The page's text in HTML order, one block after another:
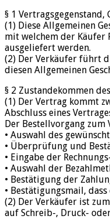
§ 1 Vertragsgegenstand,
(1) Diese Allgemeinen
mit welchem der Käufer
ausgeliefert werden.
(2) Der Verkäufer führt
diesen Allgemeinen
§ 2 Zustandekommen
(1) Der Vertrag kommt
Abschluss eines
Der Bestellvorgang zum
• Auswahl des
• Überprüfung und
• Eingabe der
• Auswahl der
• Bestätigung der
• Bestätigungsmail,
(2) Der Verkäufer ist
auf Schreib-, Druck-